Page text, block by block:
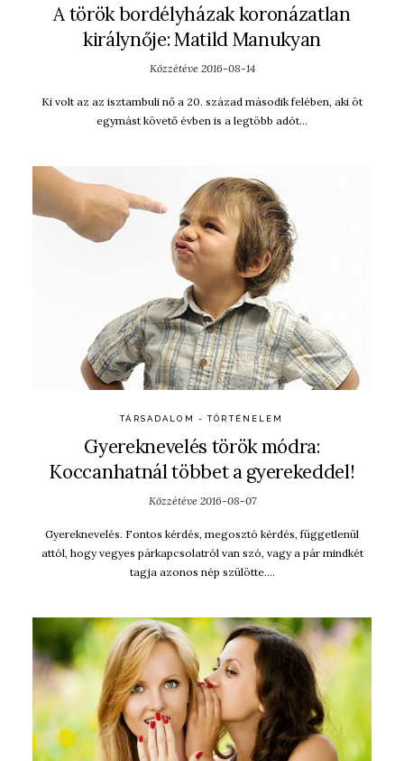
A török bordélyházak koronázatlan
királynője: Matild Manukyan
Közzétéve 2016-08-14
Ki volt az az isztambuli nő a 20. század második felében, aki öt
egymást követő évben is a legtöbb adót…
TÁRSADALOM - TÖRTÉNELEM
Gyereknevelés török módra:
Koccanhatnál többet a gyerekeddel!
Közzétéve 2016-08-07
Gyereknevelés. Fontos kérdés, megosztó kérdés, függetlenül
attól, hogy vegyes párkapcsolatról van szó, vagy a pár mindkét
tagja azonos nép szülötte….